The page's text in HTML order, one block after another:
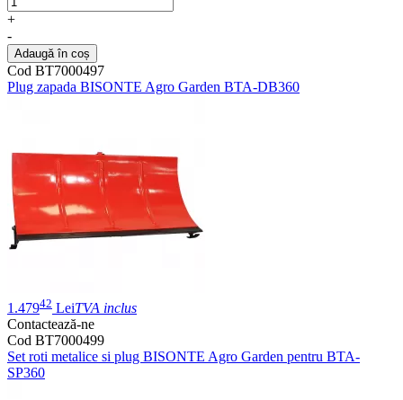
+
-
Adaugă în coș
Cod BT7000497
Plug zapada BISONTE Agro Garden BTA-DB360
1.47942 LeiTVA inclus
Contactează-ne
Cod BT7000499
Set roti metalice si plug BISONTE Agro Garden pentru BTA-
SP360